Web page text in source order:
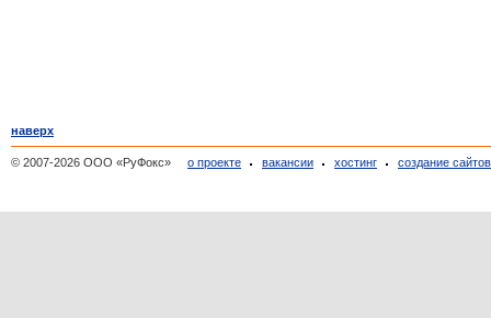
наверх
© 2007-2026 ООО «РуФокс» о проекте вакансии хостинг создание сайтов